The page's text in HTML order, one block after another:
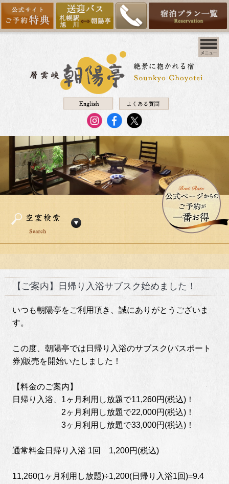
【ご案内】日帰り入浴サブスク始めました！
いつも朝陽亭をご利用頂き、誠にありがとうございま
す。
この度、朝陽亭では日帰り入浴のサブスク(パスポート
券)販売を開始いたしました！
【料金のご案内】
日帰り入浴、1ヶ月利用し放題で11,260円(税込)！
2ヶ月利用し放題で22,000円(税込)！
3ヶ月利用し放題で33,000円(税込)！
通常料金日帰り入浴 1回 1,200円(税込)
11,260(1ヶ月利用し放題)÷1,200(日帰り入浴1回)=9.4